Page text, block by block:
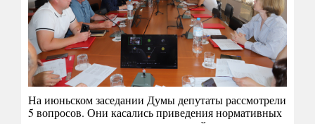
На июньском заседании Думы депутаты рассмотрели
5 вопросов. Они касались приведения нормативных